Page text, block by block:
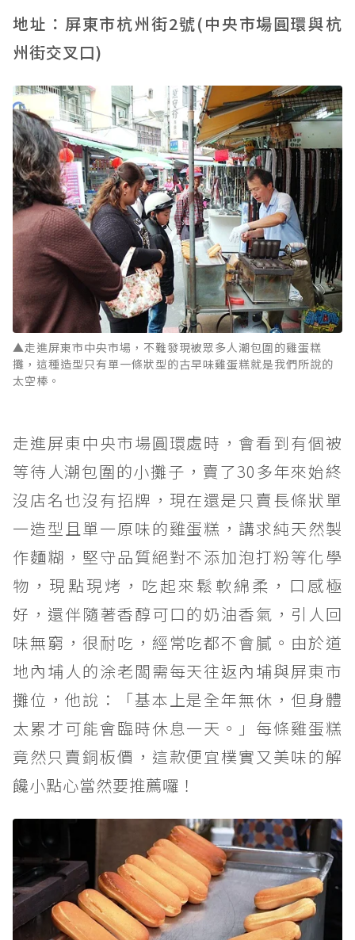
地址：屏東市杭州街2號(中央市場圓環與杭
州街交叉口)
▲走進屏東市中央市場，不難發現被眾多人潮包圍的雞蛋糕
攤，這種造型只有單一條狀型的古早味雞蛋糕就是我們所說的
太空棒。
走進屏東中央市場圓環處時，會看到有個被
等待人潮包圍的小攤子，賣了30多年來始終
沒店名也沒有招牌，現在還是只賣長條狀單
一造型且單一原味的雞蛋糕，講求純天然製
作麵糊，堅守品質絕對不添加泡打粉等化學
物，現點現烤，吃起來鬆軟綿柔，口感極
好，還伴隨著香醇可口的奶油香氣，引人回
味無窮，很耐吃，經常吃都不會膩。由於道
地內埔人的涂老闆需每天往返內埔與屏東市
攤位，他說：「基本上是全年無休，但身體
太累才可能會臨時休息一天。」每條雞蛋糕
竟然只賣銅板價，這款便宜樸實又美味的解
饞小點心當然要推薦囉！